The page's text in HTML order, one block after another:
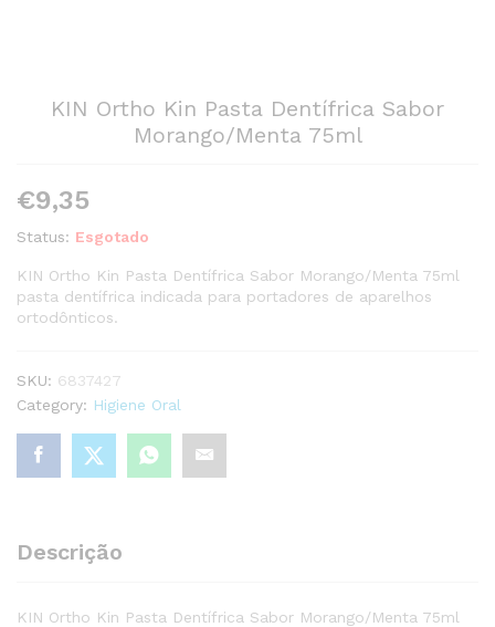
KIN Ortho Kin Pasta Dentífrica Sabor
Morango/Menta 75ml
€9,35
Status: Esgotado
KIN Ortho Kin Pasta Dentífrica Sabor Morango/Menta 75ml
pasta dentífrica indicada para portadores de aparelhos
ortodônticos.
SKU: 6837427
Category: Higiene Oral
Descrição
KIN Ortho Kin Pasta Dentífrica Sabor Morango/Menta 75ml